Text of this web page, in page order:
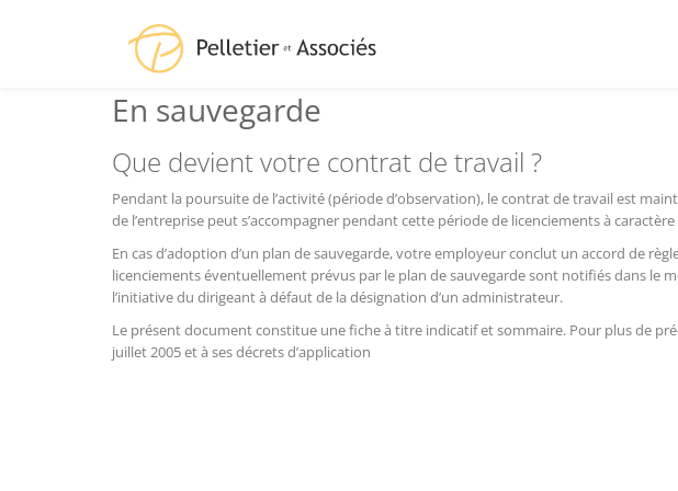
En sauvegarde
Que devient votre contrat de travail ?
Pendant la poursuite de l’activité (période d’observation), le contrat de travail est
de l’entreprise peut s’accompagner pendant cette période de licenciements à
En cas d’adoption d’un plan de sauvegarde, votre employeur conclut un accord de
licenciements éventuellement prévus par le plan de sauvegarde sont notifiés dans le
l’initiative du dirigeant à défaut de la désignation d’un administrateur.
Le présent document constitue une fiche à titre indicatif et sommaire. Pour plus de
juillet 2005 et à ses décrets d’application